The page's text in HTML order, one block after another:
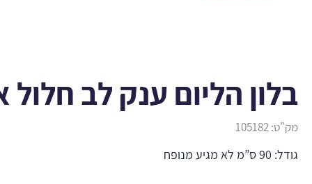
בלון הליום ענק לב חלול
מק"ט:105182
גודל: 90 ס”מ לא מגיע מנופח